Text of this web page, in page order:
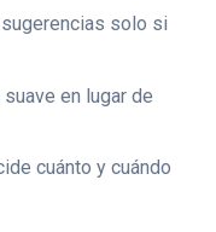
sugerencias solo si
en lugar de
cuánto y cuándo